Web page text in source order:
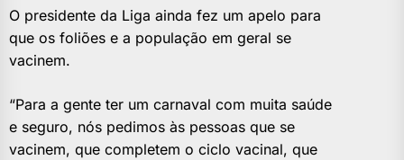
O presidente da Liga ainda fez um apelo para
que os foliões e a população em geral se
vacinem.
“Para a gente ter um carnaval com muita saúde
e seguro, nós pedimos às pessoas que se
vacinem, que completem o ciclo vacinal, que